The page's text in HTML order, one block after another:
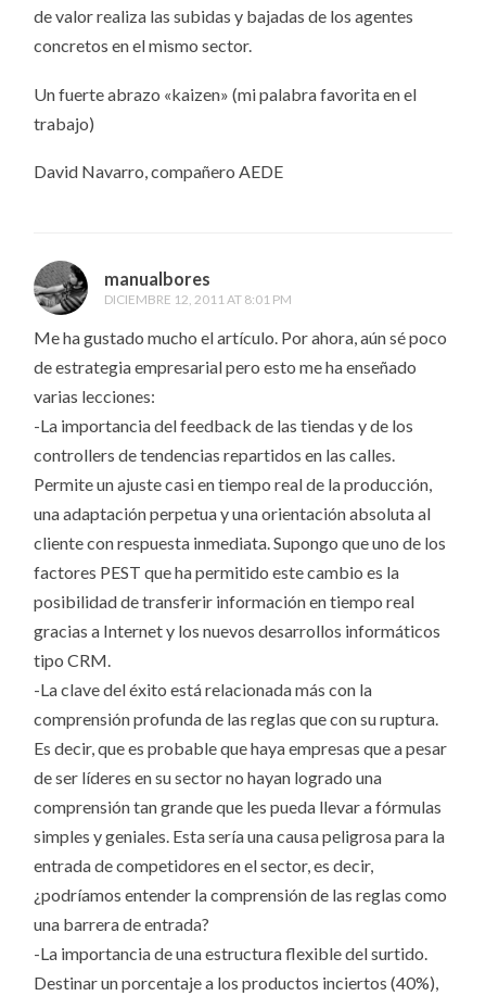
de valor realiza las subidas y bajadas de los agentes
concretos en el mismo sector.
Un fuerte abrazo «kaizen» (mi palabra favorita en el
trabajo)
David Navarro, compañero AEDE
manualbores
DICIEMBRE 12, 2011 AT 8:01 PM
Me ha gustado mucho el artículo. Por ahora, aún sé poco
de estrategia empresarial pero esto me ha enseñado
varias lecciones:
-La importancia del feedback de las tiendas y de los
controllers de tendencias repartidos en las calles.
Permite un ajuste casi en tiempo real de la producción,
una adaptación perpetua y una orientación absoluta al
cliente con respuesta inmediata. Supongo que uno de los
factores PEST que ha permitido este cambio es la
posibilidad de transferir información en tiempo real
gracias a Internet y los nuevos desarrollos informáticos
tipo CRM.
-La clave del éxito está relacionada más con la
comprensión profunda de las reglas que con su ruptura.
Es decir, que es probable que haya empresas que a pesar
de ser líderes en su sector no hayan logrado una
comprensión tan grande que les pueda llevar a fórmulas
simples y geniales. Esta sería una causa peligrosa para la
entrada de competidores en el sector, es decir,
¿podríamos entender la comprensión de las reglas como
una barrera de entrada?
-La importancia de una estructura flexible del surtido.
Destinar un porcentaje a los productos inciertos (40%),